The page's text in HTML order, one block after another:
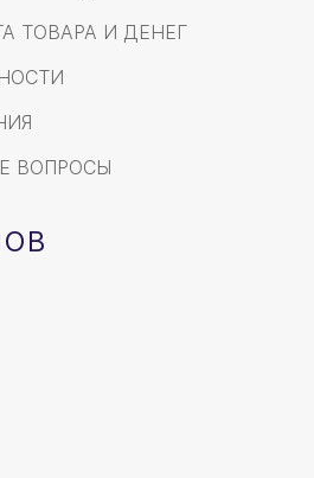
ТОВАРА И ДЕНЕГ
ВОПРОСЫ